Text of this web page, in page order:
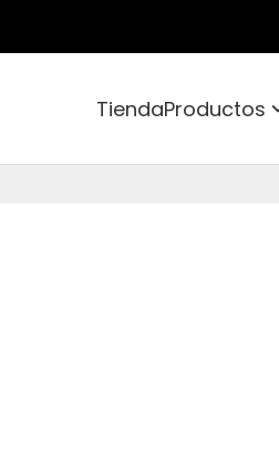
TiendaProductos